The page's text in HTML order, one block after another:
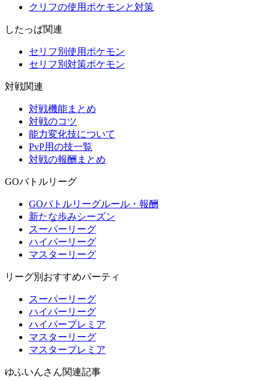
クリフの使用ポケモンと対策
したっぱ関連
セリフ別使用ポケモン
セリフ別対策ポケモン
対戦関連
対戦機能まとめ
対戦のコツ
能力変化技について
PvP用の技一覧
対戦の報酬まとめ
GOバトルリーグ
GOバトルリーグルール・報酬
新たな歩みシーズン
スーパーリーグ
ハイパーリーグ
マスターリーグ
リーグ別おすすめパーティ
スーパーリーグ
ハイパーリーグ
ハイパープレミア
マスターリーグ
マスタープレミア
ゆふいんさん関連記事